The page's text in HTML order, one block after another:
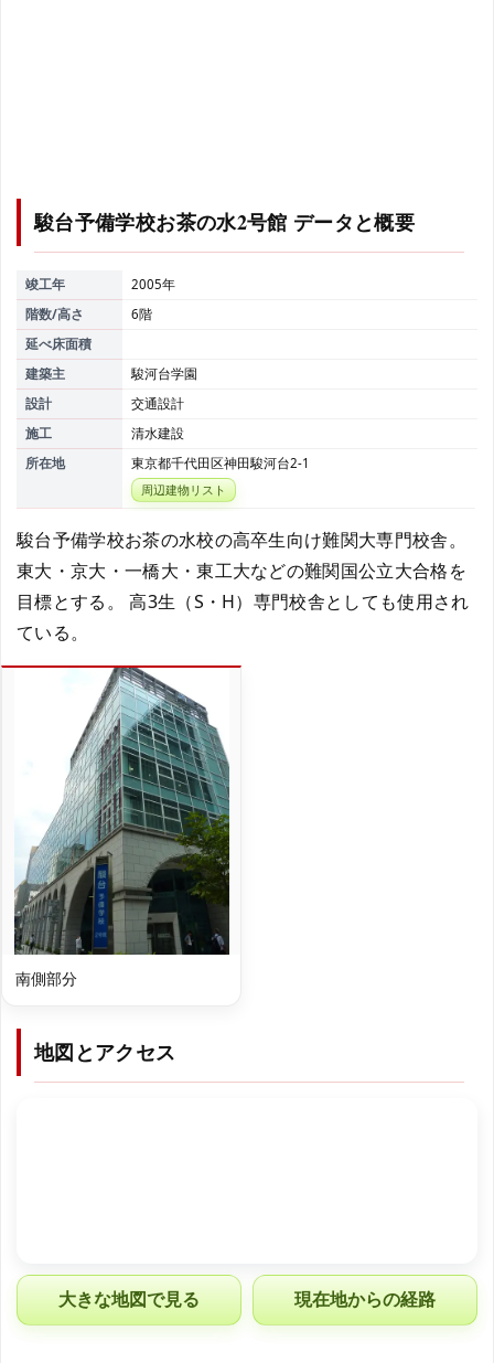
駿台予備学校お茶の水2号館 データと概要
竣工年
2005年
階数/高さ
6階
延べ床面積
建築主
駿河台学園
設計
交通設計
施工
清水建設
所在地
東京都千代田区神田駿河台2-1
周辺建物リスト
駿台予備学校お茶の水校の高卒生向け難関大専門校舎。
東大・京大・一橋大・東工大などの難関国公立大合格を
目標とする。 高3生（S・H）専門校舎としても使用され
ている。
南側部分
地図とアクセス
大きな地図で見る 現在地からの経路